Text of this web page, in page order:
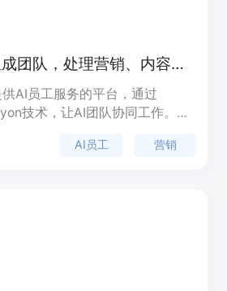
可雇佣AI员工组成团队，处理营销、内容、SEO和社交媒体工作
AI员工服务的平台，通过
技术，让AI团队协同工作。其
优点包括提高工作流程效率、保
AI员工 营销